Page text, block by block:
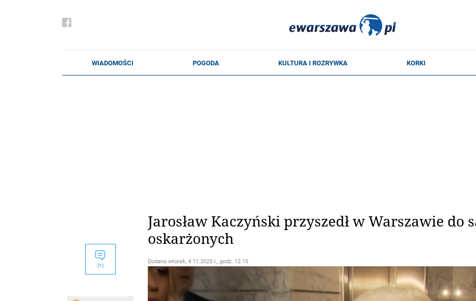
(1)
Jarosław Kaczyński przyszedł w Warszawie do
oskarżonych
Dodano wtorek, 4.11.2025 r., godz. 12.15